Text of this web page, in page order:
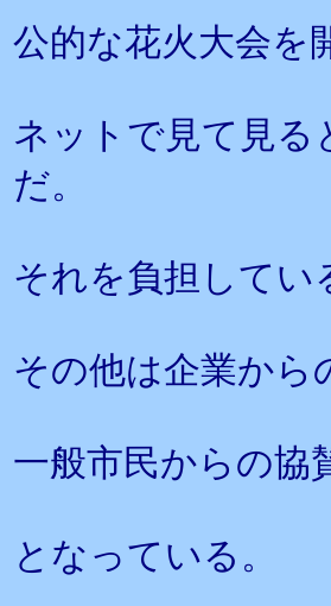
公的な花火大会を
ネットで見て見る
だ。
それを負担してい
その他は企業から
一般市民からの協
となっている。